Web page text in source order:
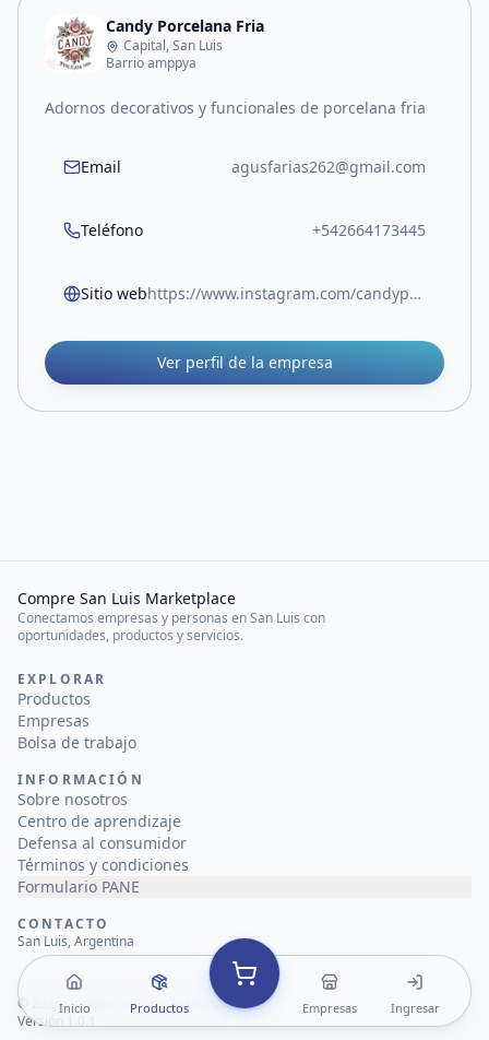
Candy Porcelana Fria
Capital, San Luis
Barrio amppya
Adornos decorativos y funcionales de porcelana fria
Email agusfarias262@gmail.com
Teléfono +542664173445
Sitio web https://www.instagram.com/candypf2021?igsh=dTRyb2dwNGp6dDc4
Ver perfil de la empresa
Inicio Productos Empresas Ingresar
Compre San Luis Marketplace
Conectamos empresas y personas en San Luis con
oportunidades, productos y servicios.
EXPLORAR
Productos
Empresas
Bolsa de trabajo
INFORMACIÓN
Sobre nosotros
Centro de aprendizaje
Defensa al consumidor
Términos y condiciones
Formulario PANE
CONTACTO
San Luis, Argentina
© 2026Compre San Luis Marketplace
Versión 1.0.1